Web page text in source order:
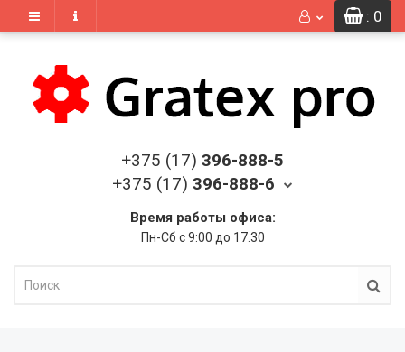
: 0
+375 (17) 396-888-5
+375 (17) 396-888-6
Время работы офиса:
Пн-Сб с 9:00 до 17.30